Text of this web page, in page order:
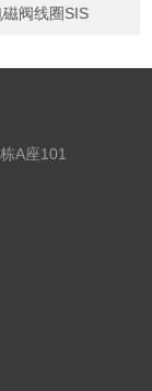
阀线圈SIS
A座101